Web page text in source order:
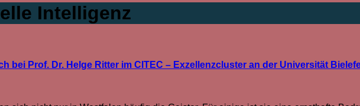
Intelligenz
bei Prof. Dr. Helge Ritter im CITEC – Exzellenzcluster an der Universität